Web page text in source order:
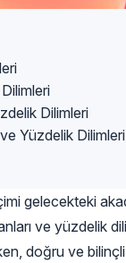
Dilimleri
Yüzdelik Dilimleri
gelecekteki
ve yüzdelik
doğru ve